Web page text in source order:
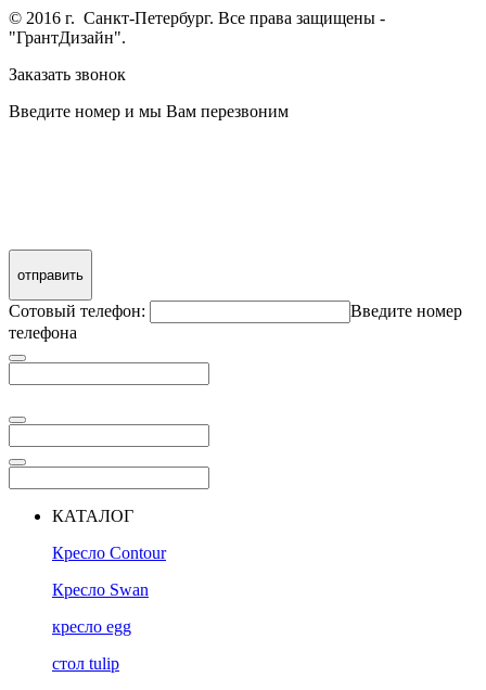
© 2016 г. Санкт-Петербург. Все права защищены -
"ГрантДизайн".
Заказать звонок
Введите номер и мы Вам перезвоним
отправить
Сотовый телефон:
Введите номер
телефона
КАТАЛОГ
Кресло Contour
Кресло Swan
кресло egg
стол tulip